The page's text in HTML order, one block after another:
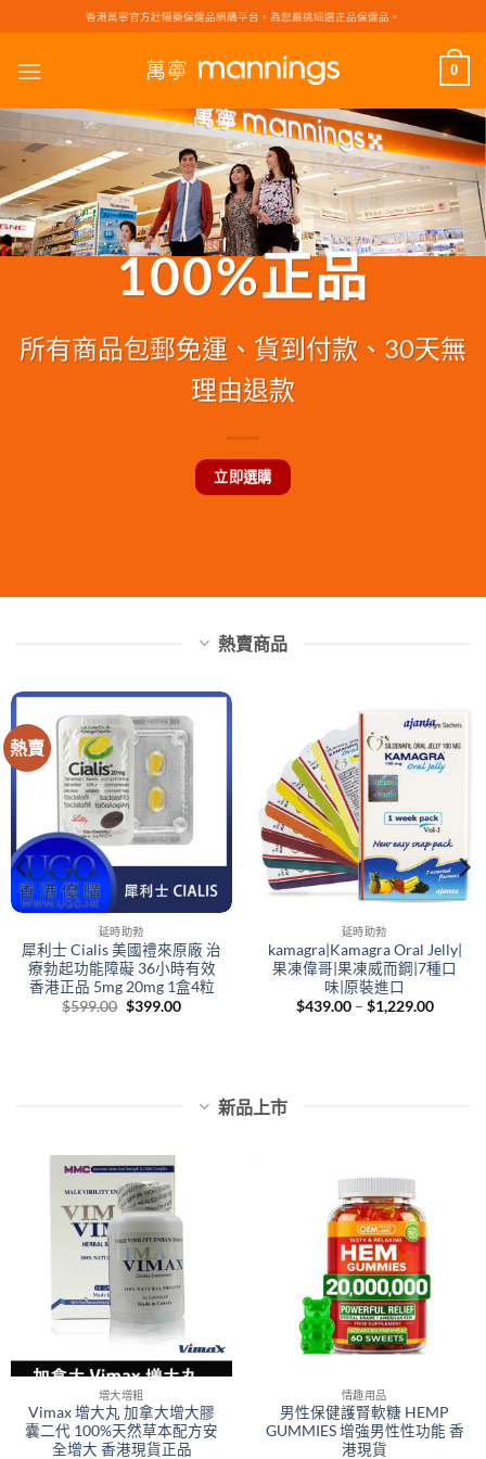
to
content
香港萬寧官方壯陽藥保健品網購平台，為您嚴挑細選正品保健品。
0
100%正品
所有商品包郵免運、貨到付款、30天無
理由退款
立即選購
熱賣商品
熱賣
延時助勃
犀利士 Cialis 美國禮來原廠 治
療勃起功能障礙 36小時有效
香港正品 5mg 20mg 1盒4粒
$599.00 Original
$399.00Current
延時助勃
kamagra|Kamagra Oral Jelly|
果凍偉哥|果凍威而鋼|7種口
味|原裝進口
$439.00 – $1,229.00Price
新品上市
增大增粗
Vimax 增大丸 加拿大增大膠
囊二代 100%天然草本配方安
全增大 香港現貨正品
情趣用品
男性保健護腎軟糖 HEMP
GUMMIES 增強男性性功能 香
港現貨